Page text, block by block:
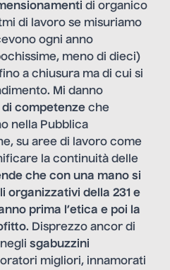
di organico
di lavoro se misuriamo
ogni anno
meno di dieci)
a chiusura ma di cui si
Mi danno
competenze che
nella Pubblica
su aree di lavoro come
la continuità delle
che con una mano si
organizzativi della 231 e
prima l’etica e poi la
. Disprezzo ancor di
sgabuzzini
migliori, innamorati